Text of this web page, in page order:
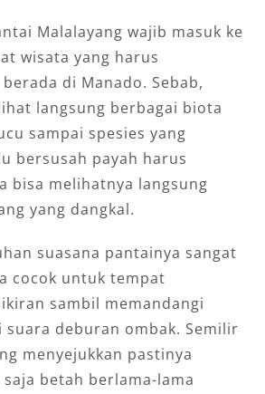
Malalayang wajib masuk ke
wisata yang harus
di Manado. Sebab,
langsung berbagai biota
sampai spesies yang
bersusah payah harus
bisa melihatnya langsung
yang dangkal.
suasana pantainya sangat
cocok untuk tempat
sambil memandangi
deburan ombak. Semilir
menyejukkan pastinya
betah berlama-lama